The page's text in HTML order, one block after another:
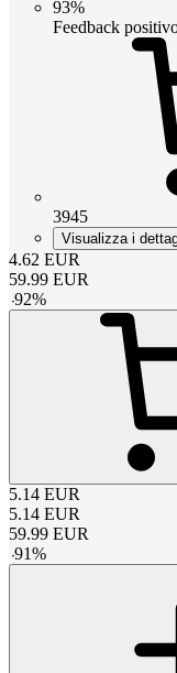
93%
Feedback
3945
Visualizza i
4.62 EUR
59.99 EUR
-92%
5.14 EUR
5.14 EUR
59.99 EUR
-91%